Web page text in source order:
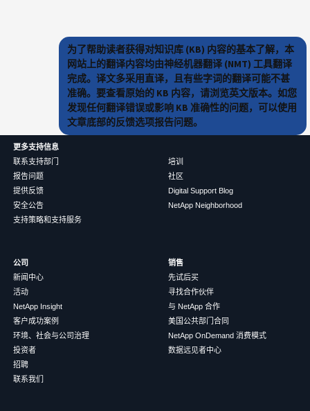
为了帮助读者获得对知识库 (KB) 内容的基本了解，本
网站上的翻译内容均由神经机器翻译 (NMT) 工具翻译
完成。译文多采用直译，且有些字词的翻译可能不甚
准确。要查看原始的 KB 内容，请浏览英文版本。如您
发现任何翻译错误或影响 KB 准确性的问题，可以使用
文章底部的反馈选项报告问题。
更多支持信息
联系支持部门
报告问题
提供反馈
安全公告
支持策略和支持服务
培训
社区
Digital Support Blog
NetApp Neighborhood
公司
新闻中心
活动
NetApp Insight
客户成功案例
环境、社会与公司治理
投资者
招聘
联系我们
销售
先试后买
寻找合作伙伴
与 NetApp 合作
美国公共部门合同
NetApp OnDemand 消费模式
数据远见者中心